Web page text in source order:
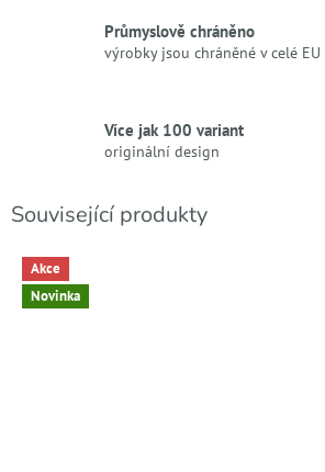
Průmyslově chráněno
výrobky jsou chráněné v celé EU
Více jak 100 variant
originální design
Související produkty
Akce
Novinka